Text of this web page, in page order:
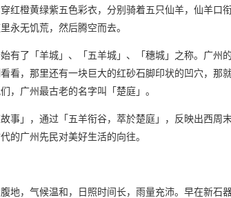
红橙黄绿紫五色彩衣，分别骑着五只仙羊，仙羊口
永无饥荒，然后腾空而去。
有了「羊城」、「五羊城」、「穗城」之称。广州
看，那里还有一块巨大的红砂石脚印状的凹穴，那
，广州最古老的名字叫「楚庭」。
事」，通过「五羊衔谷，萃於楚庭」，反映出西周
的广州先民对美好生活的向往。
地，气候温和，日照时间长，雨量充沛。早在新石